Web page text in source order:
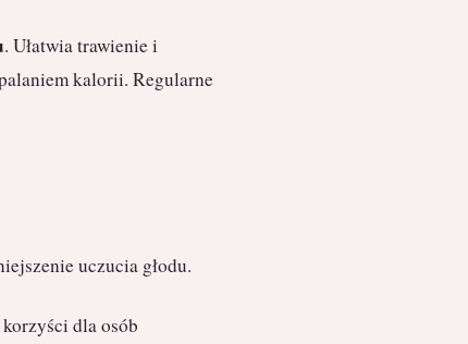
. Ułatwia trawienie i
kalorii. Regularne
uczucia głodu.
dla osób